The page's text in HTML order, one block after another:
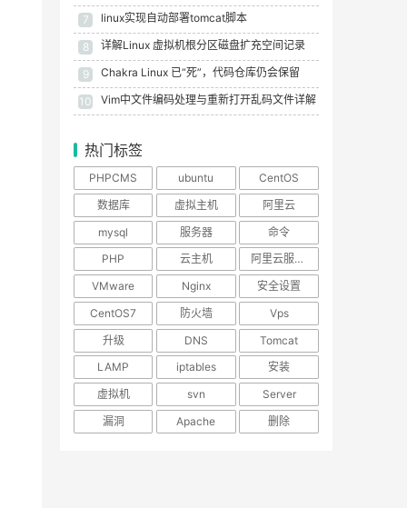
7 linux实现自动部署tomcat脚本
8 详解Linux 虚拟机根分区磁盘扩充空间记录
9 Chakra Linux 已“死”，代码仓库仍会保留
10 Vim中文件编码处理与重新打开乱码文件详解
热门标签
PHPCMS ubuntu
CentOS
数据库
虚拟主机
阿里云
mysql
服务器
命令
PHP
云主机
阿里云服务器
VMware
Nginx
安全设置
CentOS7
防火墙
Vps
升级
DNS
Tomcat
LAMP
iptables
安装
虚拟机
svn
Server
漏洞
Apache 删除